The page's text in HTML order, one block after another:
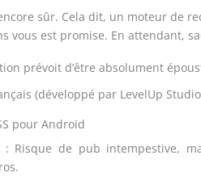
sûr. Cela dit, un moteur de
vous est promise. En attendant,
prévoit d’être absolument
(développé par LevelUp
Risque de pub intempestive,